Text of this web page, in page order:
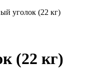
уголок (22 кг)
(22 кг)